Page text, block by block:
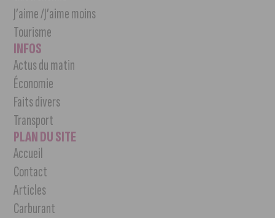
J’aime /J’aime moins
Tourisme
INFOS
Actus du matin
Économie
Faits divers
Transport
PLAN DU SITE
Accueil
Contact
Articles
Carburant